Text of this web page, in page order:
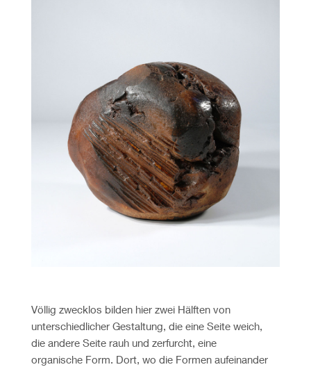
Völlig zwecklos bilden hier zwei Hälften von
unterschiedlicher Gestaltung, die eine Seite weich,
die andere Seite rauh und zerfurcht, eine
organische Form. Dort, wo die Formen aufeinander